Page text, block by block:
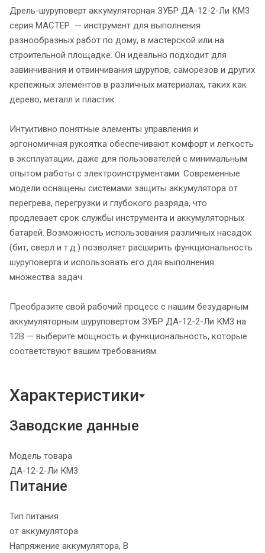
Дрель-шуруповерт аккумуляторная ЗУБР ДА-12-2-Ли КМ3
серия МАСТЕР — инструмент для выполнения
разнообразных работ по дому, в мастерской или на
строительной площадке. Он идеально подходит для
завинчивания и отвинчивания шурупов, саморезов и других
крепежных элементов в различных материалах, таких как
дерево, металл и пластик.
Интуитивно понятные элементы управления и
эргономичная рукоятка обеспечивают комфорт и легкость
в эксплуатации, даже для пользователей с минимальным
опытом работы с электроинструментами. Современные
модели оснащены системами защиты аккумулятора от
перегрева, перегрузки и глубокого разряда, что
продлевает срок службы инструмента и аккумуляторных
батарей. Возможность использования различных насадок
(бит, сверл и т.д.) позволяет расширить функциональность
шуруповерта и использовать его для выполнения
множества задач.
Преобразите свой рабочий процесс с нашим безударным
аккумуляторным шуруповертом ЗУБР ДА-12-2-Ли КМ3 на
12В — выберите мощность и функциональность, которые
соответствуют вашим требованиям.
Характеристики
Заводские данные
Модель товара
ДА-12-2-Ли КМ3
Питание
Тип питания
от аккумулятора
Напряжение аккумулятора, В